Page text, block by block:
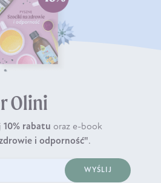
Olini
10% rabatu oraz e-book
i odporność".
WYŚLIJ